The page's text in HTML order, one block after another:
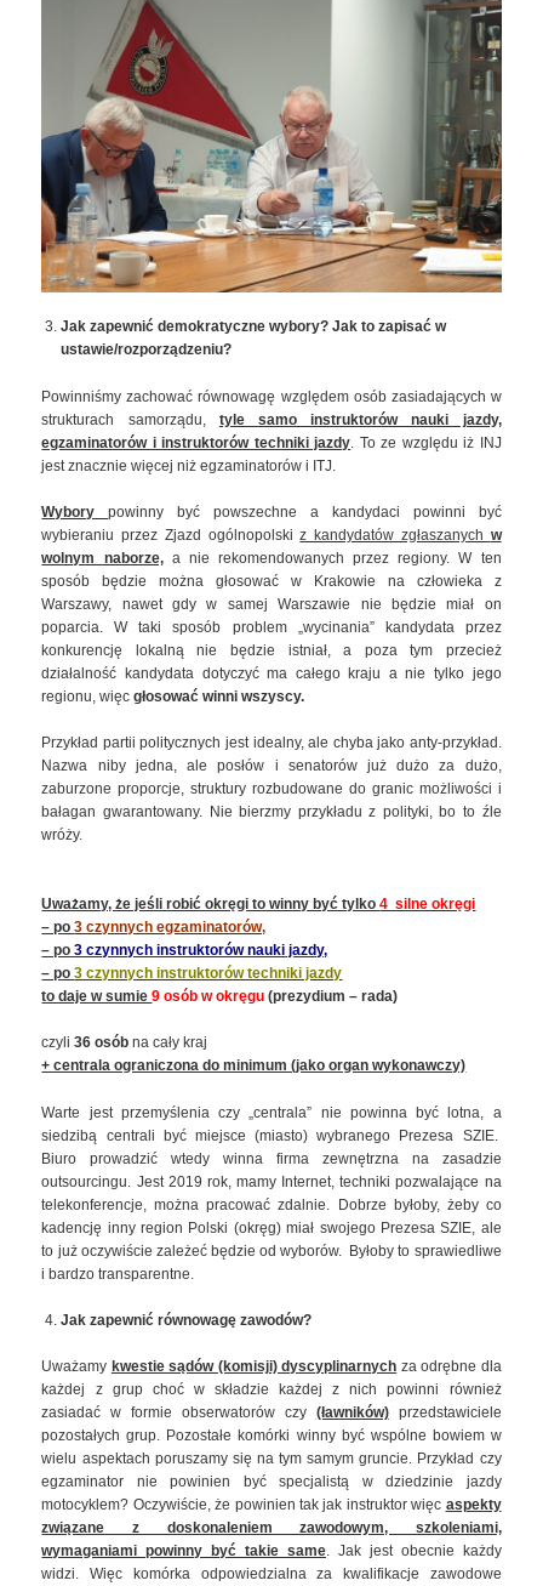
Jak zapewnić demokratyczne wybory? Jak to zapisać w
ustawie/rozporządzeniu?
Powinniśmy zachować równowagę względem osób zasiadających w
strukturach samorządu, tyle samo instruktorów nauki jazdy,
egzaminatorów i instruktorów techniki jazdy . To ze względu iż INJ
jest znacznie więcej niż egzaminatorów i ITJ.
Wyborypowinny być powszechne a kandydaci powinni być
wybieraniu przez Zjazd ogólnopolskiz kandydatów zgłaszanych w
wolnym naborze,a nie rekomendowanych przez regiony. W ten
sposób będzie można głosować w Krakowie na człowieka z
Warszawy, nawet gdy w samej Warszawie nie będzie miał on
poparcia. W taki sposób problem „wycinania” kandydata przez
konkurencję lokalną nie będzie istniał, a poza tym przecież
działalność kandydata dotyczyć ma całego kraju a nie tylko jego
regionu, więcgłosować winni wszyscy.
Przykład partii politycznych jest idealny, ale chyba jako anty-przykład.
Nazwa niby jedna, ale posłów i senatorów już dużo za dużo,
zaburzone proporcje, struktury rozbudowane do granic możliwości i
bałagan gwarantowany. Nie bierzmy przykładu z polityki, bo to źle
wróży.
Uważamy, że jeśli robić okręgi to winny być tylko4 silne okręgi
– po3 czynnych egzaminatorów,
– po3 czynnych instruktorów nauki jazdy,
– po3 czynnych instruktorów techniki jazdy
to daje w sumie9 osób w okręgu (prezydium – rada)
czyli36 osób na cały kraj
+ centrala ograniczona do minimum (jako organ wykonawczy)
Warte jest przemyślenia czy „centrala” nie powinna być lotna, a
siedzibą centrali być miejsce (miasto) wybranego Prezesa SZIE.
Biuro prowadzić wtedy winna firma zewnętrzna na zasadzie
outsourcingu. Jest 2019 rok, mamy Internet, techniki pozwalające na
telekonferencje, można pracować zdalnie. Dobrze byłoby, żeby co
kadencję inny region Polski (okręg) miał swojego Prezesa SZIE, ale
to już oczywiście zależeć będzie od wyborów. Byłoby to sprawiedliwe
i bardzo transparentne.
Jak zapewnić równowagę zawodów?
Uważamy kwestie sądów (komisji) dyscyplinarnych za odrębne dla
każdej z grup choć w składzie każdej z nich powinni również
zasiadać w formie obserwatorów czy (ławników)przedstawiciele
pozostałych grup. Pozostałe komórki winny być wspólne bowiem w
wielu aspektach poruszamy się na tym samym gruncie. Przykład czy
egzaminator nie powinien być specjalistą w dziedzinie jazdy
motocyklem? Oczywiście, że powinien tak jak instruktor więc aspekty
związane z doskonaleniem zawodowym, szkoleniami,
wymaganiami powinny być takie same. Jak jest obecnie każdy
widzi. Więc komórka odpowiedzialna za kwalifikacje zawodowe